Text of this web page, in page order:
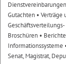
Gutachten • Verträge
Broschüren •
Informationssysteme
Senat, Magistrat,